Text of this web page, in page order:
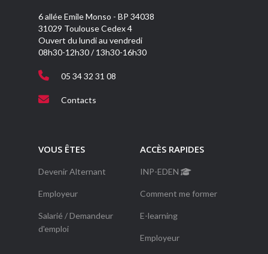
6 allée Emile Monso - BP 34038
31029 Toulouse Cedex 4
Ouvert du lundi au vendredi
08h30-12h30 / 13h30-16h30
05 34 32 31 08
Contacts
VOUS ÊTES
Devenir Alternant
Employeur
Salarié / Demandeur
d'emploi
ACCÈS RAPIDES
INP-EDEN
Comment me former
E-learning
Employeur